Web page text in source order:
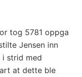
tog 5781 oppga
Jensen inn
i strid med
at dette ble